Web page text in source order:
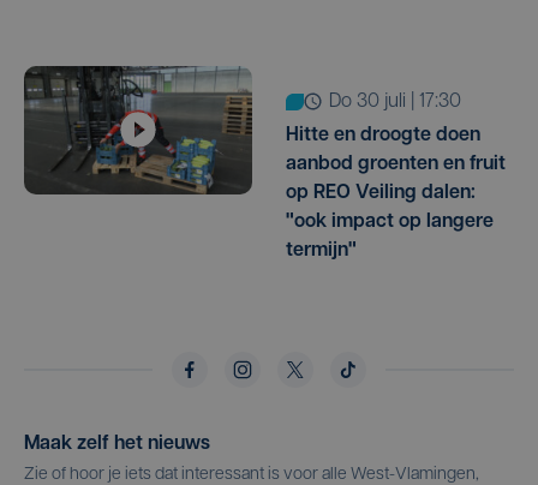
do 30 juli | 17:30
Hitte en droogte doen
aanbod groenten en fruit
op REO Veiling dalen:
"ook impact op langere
termijn"
Maak zelf het nieuws
Zie of hoor je iets dat interessant is voor alle West-Vlamingen,